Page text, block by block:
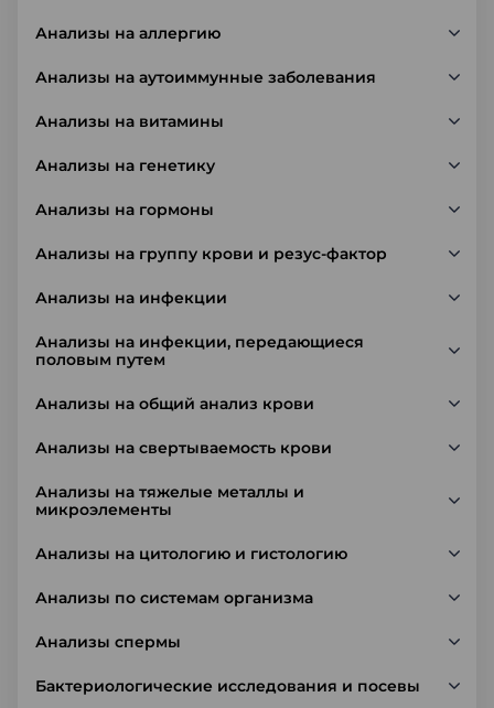
Анализы на аллергию
Анализы на аутоиммунные заболевания
Анализы на витамины
Анализы на генетику
Анализы на гормоны
Анализы на группу крови и резус-фактор
Анализы на инфекции
Анализы на инфекции, передающиеся
половым путем
Анализы на общий анализ крови
Анализы на свертываемость крови
Анализы на тяжелые металлы и
микроэлементы
Анализы на цитологию и гистологию
Анализы по системам организма
Анализы спермы
Бактериологические исследования и посевы